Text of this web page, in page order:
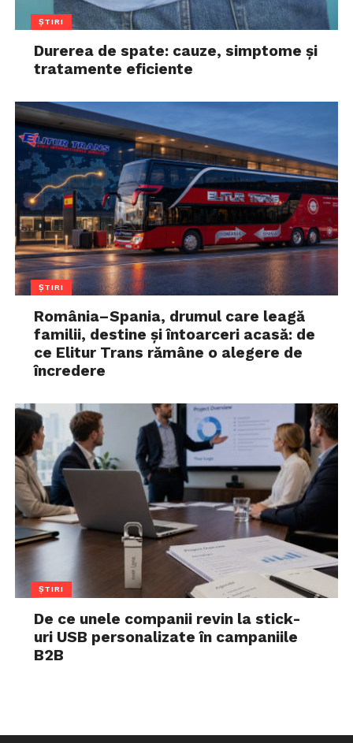
ȘTIRI
Durerea de spate: cauze, simptome și
tratamente eficiente
ȘTIRI
România–Spania, drumul care leagă
familii, destine și întoarceri acasă: de
ce Elitur Trans rămâne o alegere de
încredere
ȘTIRI
De ce unele companii revin la stick-
uri USB personalizate în campaniile
B2B